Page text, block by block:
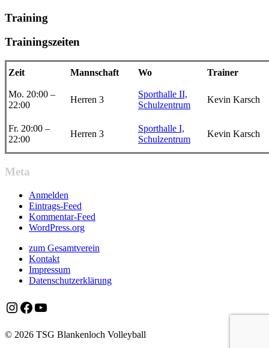
Training
Trainingszeiten
Zeit Mannschaft Wo Trainer
Mo. 20:00 –
22:00
Herren 3
Sporthalle II,
Schulzentrum
Kevin Karsch
Fr. 20:00 –
22:00
Herren 3
Sporthalle I,
Schulzentrum
Kevin Karsch
Meta
Anmelden
Eintrags-Feed
Kommentar-Feed
WordPress.org
zum Gesamtverein
Kontakt
Impressum
Datenschutzerklärung
Instagram
Facebook
YouTube
© 2026 TSG Blankenloch Volleyball